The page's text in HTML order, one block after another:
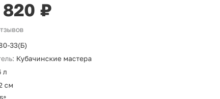
₽
33(Б)
Кубачинские мастера
л
см